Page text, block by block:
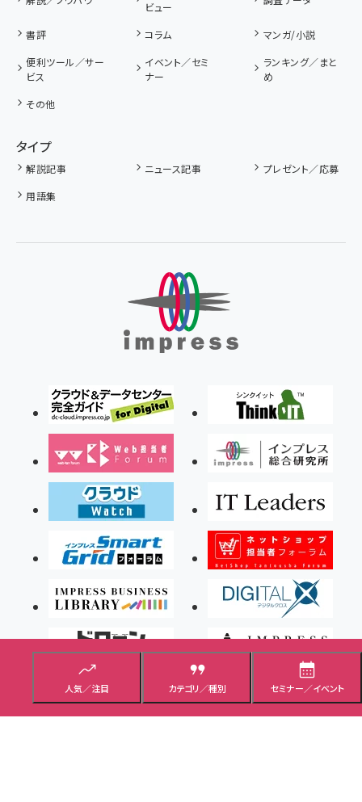
人気／注目 カテゴリ／種別 セミナー／イベント
ビュー
書評 コラム
マンガ/小説
便利ツール／サー
ビス
イベント／セミ
ナー
ランキング／まと
め
その他
タイプ
解説記事 ニュース記事
プレゼント／応募
用語集